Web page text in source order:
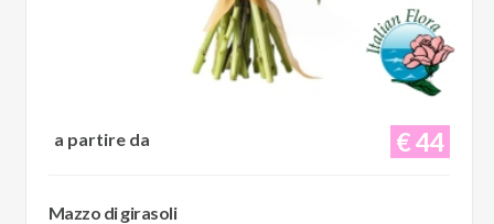
€ 44
a partire da
Mazzo di girasoli